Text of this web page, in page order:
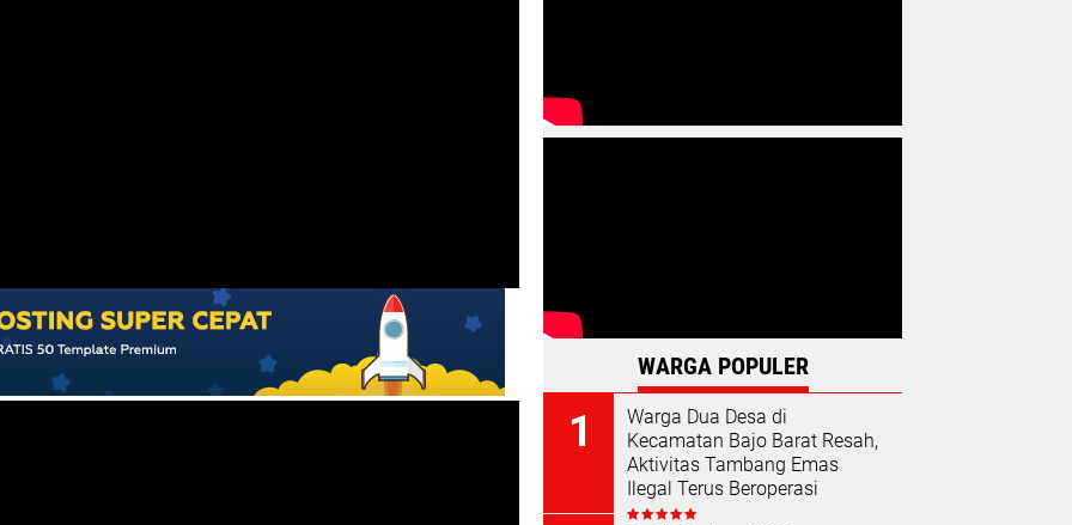
WARGA POPULER
Warga Dua Desa di
Kecamatan Bajo Barat Resah,
Aktivitas Tambang Emas
Ilegal Terus Beroperasi